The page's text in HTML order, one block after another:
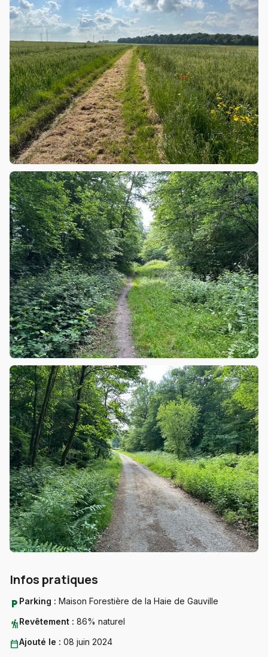
Infos pratiques
local_parking Parking : Maison Forestière de la Haie de Gauville
hikingRevêtement : 86% naturel
calendar_todayAjouté le : 08 juin 2024